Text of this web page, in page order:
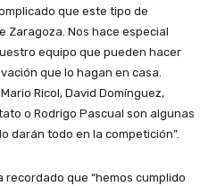
que este tipo de
Zaragoza. Nos hace especial
equipo que pueden hacer
que lo hagan en casa.
Ricol, David Domínguez,
o Rodrigo Pascual son algunas
darán todo en la competición”.
recordado que “hemos cumplido